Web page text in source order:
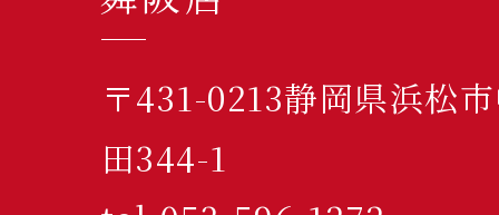
〒431-0213静岡県浜松
田344-1